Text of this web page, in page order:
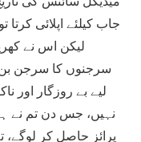
جاب کیلئے اپلائی
لیکن اس نے
سرجنوں کا سرجن بن
لیے بے روزگار اور
نہیں، جس دن تم نے
پرائز حاصل کر لوگے،